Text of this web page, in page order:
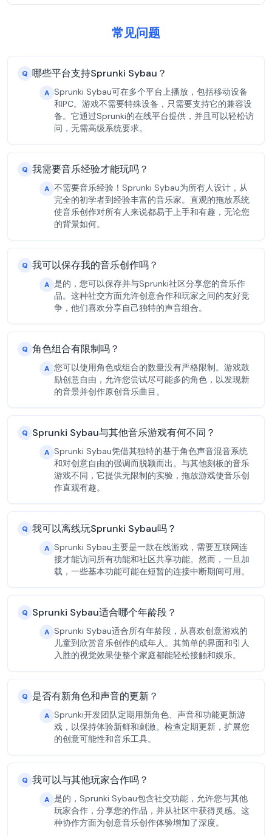
常见问题
Q 哪些平台支持Sprunki Sybau？
A Sprunki Sybau可在多个平台上播放，包括移动设备
和PC。游戏不需要特殊设备，只需要支持它的兼容设
备。它通过Sprunki的在线平台提供，并且可以轻松访
问，无需高级系统要求。
Q 我需要音乐经验才能玩吗？
A 不需要音乐经验！Sprunki Sybau为所有人设计，从
完全的初学者到经验丰富的音乐家。直观的拖放系统
使音乐创作对所有人来说都易于上手和有趣，无论您
的背景如何。
Q 我可以保存我的音乐创作吗？
A 是的，您可以保存并与Sprunki社区分享您的音乐作
品。这种社交方面允许创意合作和玩家之间的友好竞
争，他们喜欢分享自己独特的声音组合。
Q 角色组合有限制吗？
A 您可以使用角色或组合的数量没有严格限制。游戏鼓
励创意自由，允许您尝试尽可能多的角色，以发现新
的音景并创作原创音乐曲目。
Q Sprunki Sybau与其他音乐游戏有何不同？
A Sprunki Sybau凭借其独特的基于角色声音混音系统
和对创意自由的强调而脱颖而出。与其他刻板的音乐
游戏不同，它提供无限制的实验，拖放游戏使音乐创
作直观有趣。
Q 我可以离线玩Sprunki Sybau吗？
A Sprunki Sybau主要是一款在线游戏，需要互联网连
接才能访问所有功能和社区共享功能。然而，一旦加
载，一些基本功能可能在短暂的连接中断期间可用。
Q Sprunki Sybau适合哪个年龄段？
A Sprunki Sybau适合所有年龄段，从喜欢创意游戏的
儿童到欣赏音乐创作的成年人。其简单的界面和引人
入胜的视觉效果使整个家庭都能轻松接触和娱乐。
Q 是否有新角色和声音的更新？
A Sprunki开发团队定期用新角色、声音和功能更新游
戏，以保持体验新鲜和刺激。检查定期更新，扩展您
的创意可能性和音乐工具。
Q 我可以与其他玩家合作吗？
A 是的，Sprunki Sybau包含社交功能，允许您与其他
玩家合作，分享您的作品，并从社区中获得灵感。这
种协作方面为创意音乐创作体验增加了深度。